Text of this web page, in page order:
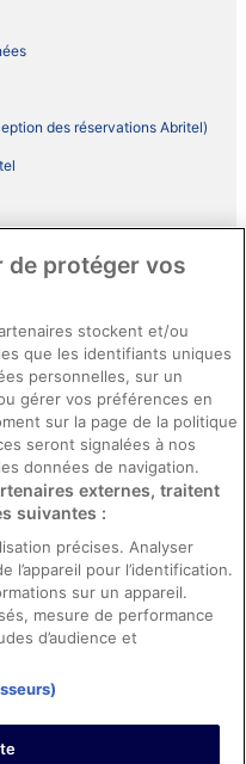
des réservations Abritel)
d’ebookers
contenus
propriété de vacances
Eurocard.
de protéger vos
stockent et/ou
que les identifiants uniques
personnelles, sur un
gérer vos préférences en
sur la page de la politique
seront signalées à nos
données de navigation.
externes, traitent
suivantes :
précises. Analyser
l’appareil pour l’identification.
sur un appareil.
mesure de performance
d’audience et